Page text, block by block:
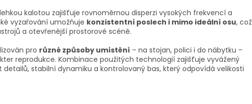
kalotou zajišťuje rovnoměrnou disperzi vysokých frekvencí a
vyzařování umožňuje konzistentní poslech i mimo ideální osu, což
a otevřenější prostorové scéně.
pro různé způsoby umístění – na stojan, polici i do nábytku –
reprodukce. Kombinace použitých technologií zajišťuje vyvážený
stabilní dynamiku a kontrolovaný bas, který odpovídá velikosti